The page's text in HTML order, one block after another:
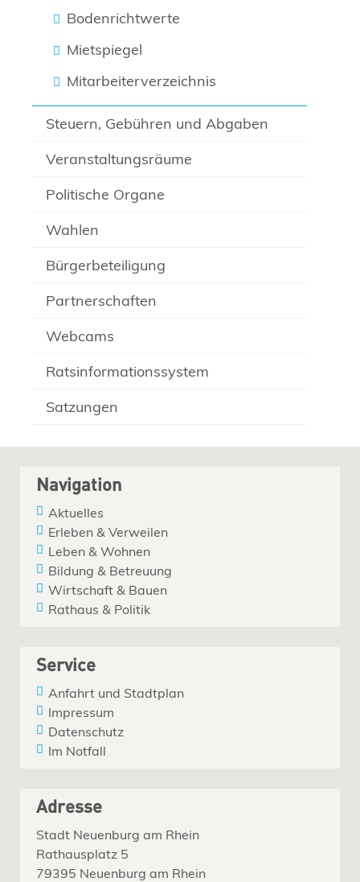
Bodenrichtwerte
Mietspiegel
Mitarbeiterverzeichnis
Steuern, Gebühren und Abgaben
Veranstaltungsräume
Politische Organe
Wahlen
Bürgerbeteiligung
Partnerschaften
Webcams
Ratsinformationssystem
Satzungen
Navigation
Aktuelles
Erleben & Verweilen
Leben & Wohnen
Bildung & Betreuung
Wirtschaft & Bauen
Rathaus & Politik
Service
Anfahrt und Stadtplan
Impressum
Datenschutz
Im Notfall
Adresse
Stadt Neuenburg am Rhein
Rathausplatz 5
79395 Neuenburg am Rhein